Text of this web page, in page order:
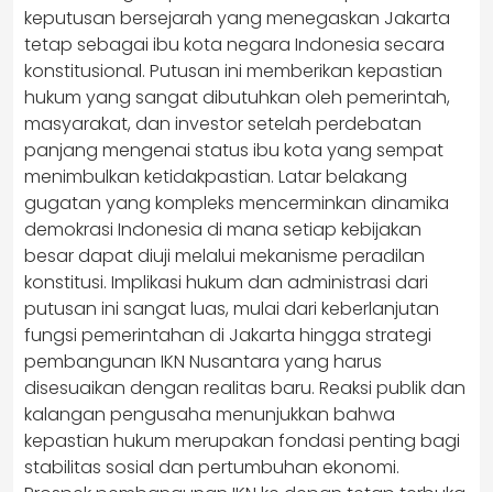
keputusan bersejarah yang menegaskan Jakarta
tetap sebagai ibu kota negara Indonesia secara
konstitusional. Putusan ini memberikan kepastian
hukum yang sangat dibutuhkan oleh pemerintah,
masyarakat, dan investor setelah perdebatan
panjang mengenai status ibu kota yang sempat
menimbulkan ketidakpastian. Latar belakang
gugatan yang kompleks mencerminkan dinamika
demokrasi Indonesia di mana setiap kebijakan
besar dapat diuji melalui mekanisme peradilan
konstitusi. Implikasi hukum dan administrasi dari
putusan ini sangat luas, mulai dari keberlanjutan
fungsi pemerintahan di Jakarta hingga strategi
pembangunan IKN Nusantara yang harus
disesuaikan dengan realitas baru. Reaksi publik dan
kalangan pengusaha menunjukkan bahwa
kepastian hukum merupakan fondasi penting bagi
stabilitas sosial dan pertumbuhan ekonomi.